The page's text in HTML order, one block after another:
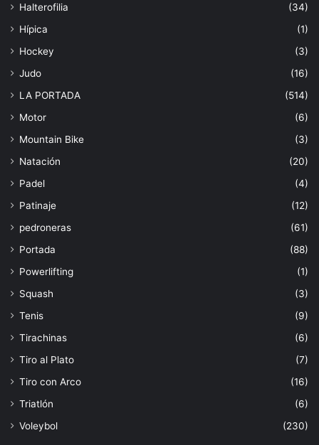
Halterofilia
(34)
Hípica
(1)
Hockey
(3)
Judo
(16)
LA PORTADA
(514)
Motor
(6)
Mountain Bike
(3)
Natación
(20)
Padel
(4)
Patinaje
(12)
pedroneras
(61)
Portada
(88)
Powerlifting
(1)
Squash
(3)
Tenis
(9)
Tirachinas
(6)
Tiro al Plato
(7)
Tiro con Arco
(16)
Triatlón
(6)
Voleybol
(230)